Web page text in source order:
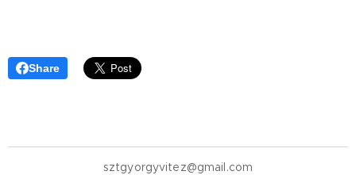
Share
sztgyorgyvitez@gmail.com